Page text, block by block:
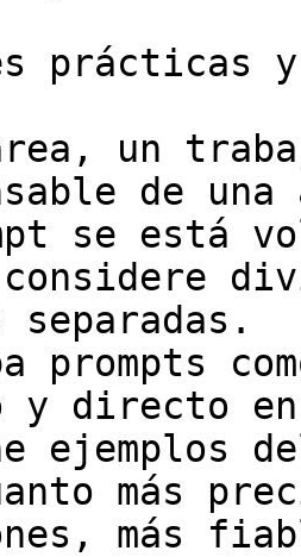
prácticas
un
de
se está
considere
separadas.
prompts
y directo
ejemplos
más
más